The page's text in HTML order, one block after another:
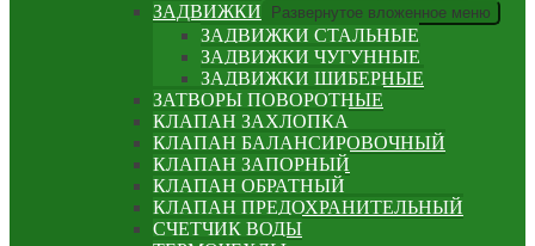
ЗАДВИЖКИ
Развернутое вложенное меню
ЗАДВИЖКИ СТАЛЬНЫЕ
ЗАДВИЖКИ ЧУГУННЫЕ
ЗАДВИЖКИ ШИБЕРНЫЕ
ЗАТВОРЫ ПОВОРОТНЫЕ
КЛАПАН ЗАХЛОПКА
КЛАПАН БАЛАНСИРОВОЧНЫЙ
КЛАПАН ЗАПОРНЫЙ
КЛАПАН ОБРАТНЫЙ
КЛАПАН ПРЕДОХРАНИТЕЛЬНЫЙ
СЧЕТЧИК ВОДЫ